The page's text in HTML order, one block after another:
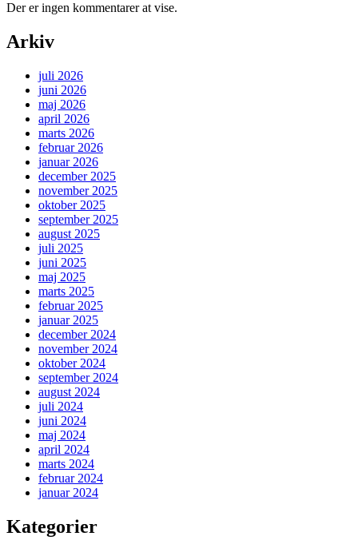
Der er ingen kommentarer at vise.
Arkiv
juli 2026
juni 2026
maj 2026
april 2026
marts 2026
februar 2026
januar 2026
december 2025
november 2025
oktober 2025
september 2025
august 2025
juli 2025
juni 2025
maj 2025
marts 2025
februar 2025
januar 2025
december 2024
november 2024
oktober 2024
september 2024
august 2024
juli 2024
juni 2024
maj 2024
april 2024
marts 2024
februar 2024
januar 2024
Kategorier